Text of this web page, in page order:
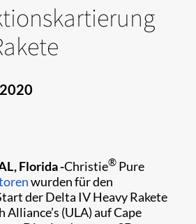
Florida-Christie® Pure
wurden für den
der Delta IV Heavy Rakete
(ULA) auf Cape